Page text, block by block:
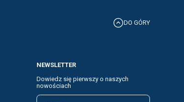
DO GÓRY
NEWSLETTER
Dowiedz się pierwszy o naszych
nowościach